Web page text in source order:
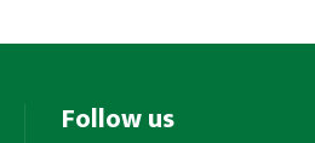
Follow us